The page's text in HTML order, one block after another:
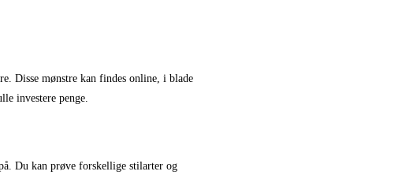
Disse mønstre kan findes online, i blade
investere penge.
Du kan prøve forskellige stilarter og